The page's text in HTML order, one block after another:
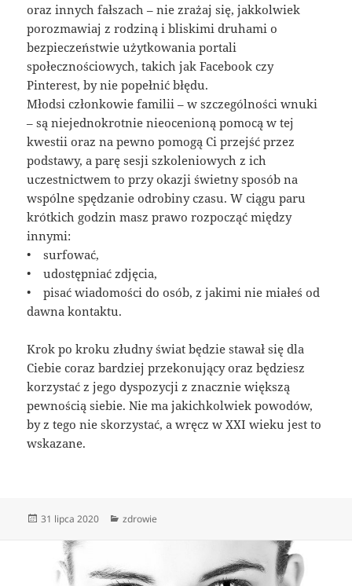
oraz innych fałszach – nie zrażaj się, jakkolwiek
porozmawiaj z rodziną i bliskimi druhami o
bezpieczeństwie użytkowania portali
społecznościowych, takich jak Facebook czy
Pinterest, by nie popełnić błędu.
Młodsi członkowie familii – w szczególności wnuki
– są niejednokrotnie nieocenioną pomocą w tej
kwestii oraz na pewno pomogą Ci przejść przez
podstawy, a parę sesji szkoleniowych z ich
uczestnictwem to przy okazji świetny sposób na
wspólne spędzanie odrobiny czasu. W ciągu paru
krótkich godzin masz prawo rozpocząć między
innymi:
• surfować,
• udostępniać zdjęcia,
• pisać wiadomości do osób, z jakimi nie miałeś od
dawna kontaktu.
Krok po kroku złudny świat będzie stawał się dla
Ciebie coraz bardziej przekonujący oraz będziesz
korzystać z jego dyspozycji z znacznie większą
pewnością siebie. Nie ma jakichkolwiek powodów,
by z tego nie skorzystać, a wręcz w XXI wieku jest to
wskazane.
Data
31 lipca 2020 Kategorie
zdrowie